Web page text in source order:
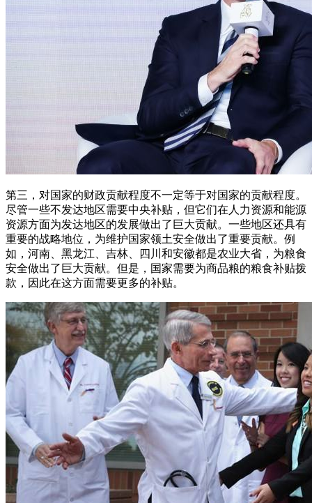
第三，对国家的财政贡献程度不一定等于对国家的贡献程度。
尽管一些不发达地区需要中央补贴，但它们在人力资源和能源
资源方面为发达地区的发展做出了巨大贡献。一些地区还具有
重要的战略地位，为维护国家领土安全做出了重要贡献。例
如，河南、黑龙江、吉林、四川和安徽都是农业大省，为粮食
安全做出了巨大贡献。但是，国家需要为商品粮的粮食补贴拨
款，因此在这方面需要更多的补贴。